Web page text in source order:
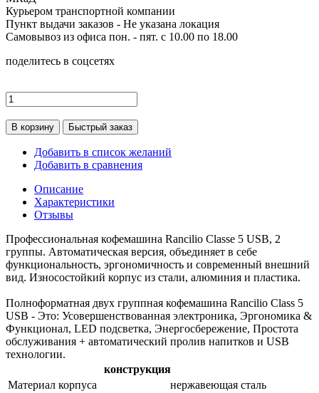
Курьером транспортной компании
Пункт выдачи заказов - Не указана локация
Самовывоз из офиса пон. - пят. с 10.00 по 18.00
поделитесь в соцсетях
В корзину Быстрый заказ
Добавить в список желаний
Добавить в сравнения
Описание
Характеристики
Отзывы
Профессиональная кофемашина Rancilio Classe 5 USB, 2
группы. Автоматическая версия, объединяет в себе
функциональность, эргономичность и современный внешний
вид. Износостойкий корпус из стали, алюминия и пластика.
Полноформатная двух группная кофемашина Rancilio Class 5
USB - Это: Усовершенствованная электроника, Эргономика &
Функционал, LED подсветка, Энергосбережение, Простота
обслуживания + автоматический пролив напитков и USB
технологии.
конструкция
Материал корпуса
нержавеющая сталь